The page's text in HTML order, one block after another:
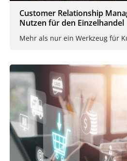
Customer Relationship
Nutzen für den Einzelhandel
Mehr als nur ein Werkzeug für